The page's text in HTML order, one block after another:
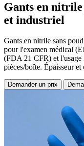
Gants en
et industriel
Gants en nitrile sans
pour l'examen médical
(FDA 21 CFR) et
pièces/boîte. Épaisseur
Demander un prix